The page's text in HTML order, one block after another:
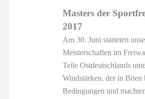
Masters der
2017
Am 30. Juni starteten
Meisterschaften im
Teile Ostdeutschlands
Windstärken, der in Böen
Bedingungen und